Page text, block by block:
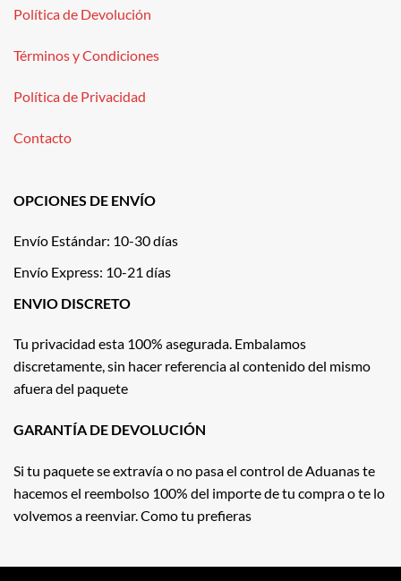
Política de Devolución
Términos y Condiciones
Política de Privacidad
Contacto
OPCIONES DE ENVÍO
Envío Estándar: 10-30 días
Envío Express: 10-21 días
ENVIO DISCRETO
Tu privacidad esta 100% asegurada. Embalamos
discretamente, sin hacer referencia al contenido del mismo
afuera del paquete
GARANTÍA DE DEVOLUCIÓN
Si tu paquete se extravía o no pasa el control de Aduanas te
hacemos el reembolso 100% del importe de tu compra o te lo
volvemos a reenviar. Como tu prefieras